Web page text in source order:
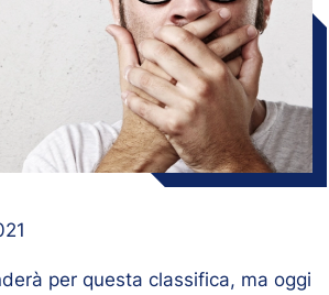
per questa classifica, ma oggi